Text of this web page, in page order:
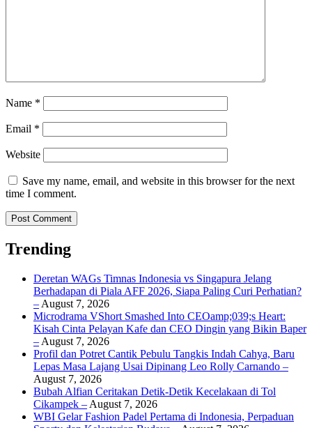
Name *
Email *
Website
Save my name, email, and website in this browser for the next
time I comment.
Trending
Deretan WAGs Timnas Indonesia vs Singapura Jelang
Berhadapan di Piala AFF 2026, Siapa Paling Curi Perhatian?
– August 7, 2026
Microdrama VShort Smashed Into CEOamp;039;s Heart:
Kisah Cinta Pelayan Kafe dan CEO Dingin yang Bikin Baper
– August 7, 2026
Profil dan Potret Cantik Pebulu Tangkis Indah Cahya, Baru
Lepas Masa Lajang Usai Dipinang Leo Rolly Carnando –
August 7, 2026
Bubah Alfian Ceritakan Detik-Detik Kecelakaan di Tol
Cikampek – August 7, 2026
WBI Gelar Fashion Padel Pertama di Indonesia, Perpaduan